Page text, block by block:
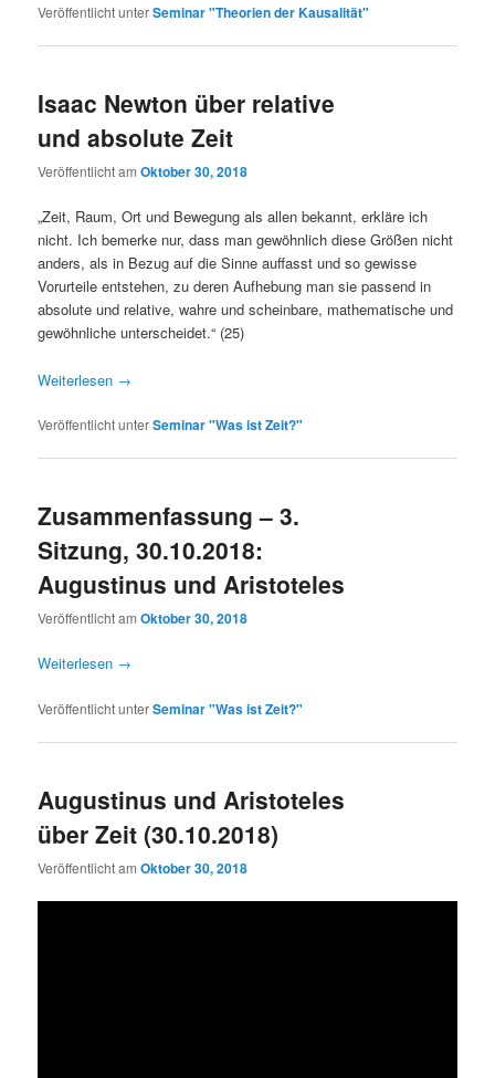
Veröffentlicht unterSeminar "Theorien der Kausalität"
Isaac Newton über relative
und absolute Zeit
Veröffentlicht amOktober 30, 2018
„Zeit, Raum, Ort und Bewegung als allen bekannt, erkläre ich
nicht. Ich bemerke nur, dass man gewöhnlich diese Größen nicht
anders, als in Bezug auf die Sinne auffasst und so gewisse
Vorurteile entstehen, zu deren Aufhebung man sie passend in
absolute und relative, wahre und scheinbare, mathematische und
gewöhnliche unterscheidet.“ (25)
Weiterlesen →
Veröffentlicht unterSeminar "Was ist Zeit?"
Zusammenfassung – 3.
Sitzung, 30.10.2018:
Augustinus und Aristoteles
Veröffentlicht amOktober 30, 2018
Weiterlesen →
Veröffentlicht unterSeminar "Was ist Zeit?"
Augustinus und Aristoteles
über Zeit (30.10.2018)
Veröffentlicht amOktober 30, 2018